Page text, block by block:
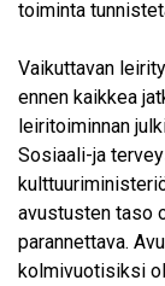
toiminta
Vaikuttavan
ennen kaikkea
leiritoiminnan
Sosiaali-ja
avustusten taso
parannettava.
kolmivuotisiksi